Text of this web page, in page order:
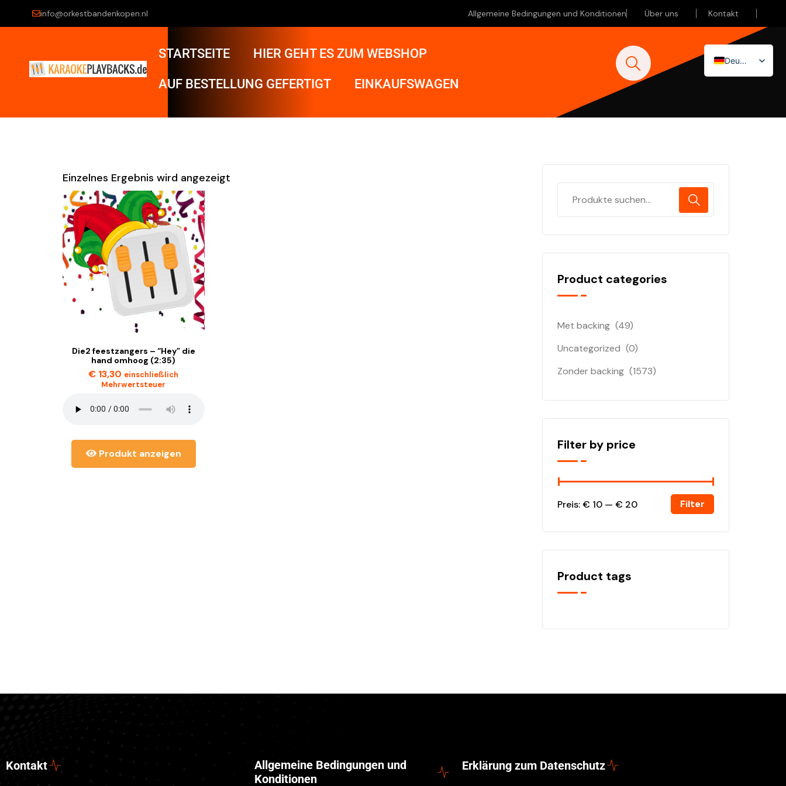
info@orkestbandenkopen.nl Allgemeine Bedingungen und Konditionen Über uns Kontakt
STARTSEITE HIER GEHT ES ZUM WEBSHOP
AUF BESTELLUNG GEFERTIGT EINKAUFSWAGEN
Deutsch
Nederlands
Einzelnes Ergebnis wird angezeigt
Die2 feestzangers – “Hey” die
hand omhoog (2:35)
€ 13,30 einschließlich
Mehrwertsteuer
Produkt anzeigen
Product categories
Met backing (49)
Uncategorized (0)
Zonder backing (1573)
Filter by price
Filter
Preis:€ 10 — € 20
Product tags
Kontakt
Allgemeine Bedingungen und
Konditionen
Erklärung zum Datenschutz